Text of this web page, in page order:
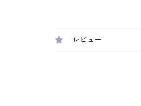
レビュー